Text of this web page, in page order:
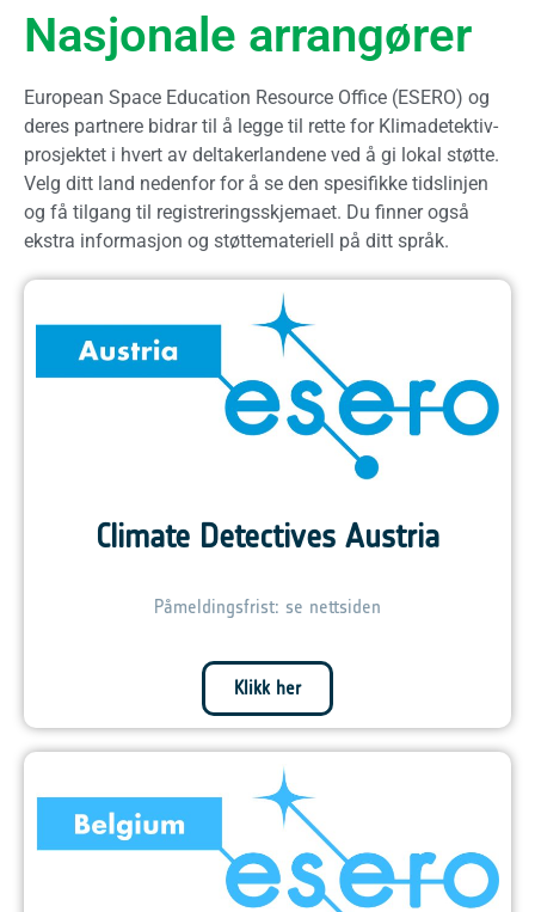
Nasjonale arrangører
European Space Education Resource Office (ESERO) og
deres partnere bidrar til å legge til rette for Klimadetektiv-
prosjektet i hvert av deltakerlandene ved å gi lokal støtte.
Velg ditt land nedenfor for å se den spesifikke tidslinjen
og få tilgang til registreringsskjemaet. Du finner også
ekstra informasjon og støttemateriell på ditt språk.
Climate Detectives Austria
Påmeldingsfrist: se nettsiden
Klikk her